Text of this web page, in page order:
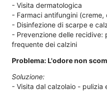
- Visita dermatologica
- Farmaci antifungini (creme,
- Disinfezione di scarpe e
- Prevenzione delle recidive:
frequente dei calzini
Problema: L'odore non
Soluzione:
- Visita dal calzolaio - pulizia